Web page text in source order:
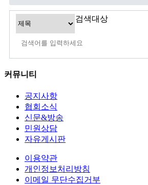
검색대상
커뮤니티
공지사항
협회소식
신문&방송
민원상담
자유게시판
이용약관
개인정보처리방침
이메일 무단수집거부